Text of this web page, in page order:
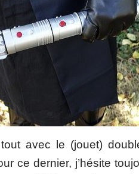
avec le (jouet)
ce dernier, j’hésite